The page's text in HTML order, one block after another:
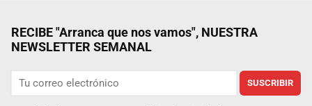
RECIBE "Arranca que nos vamos", NUESTRA
NEWSLETTER SEMANAL
SUSCRIBIR